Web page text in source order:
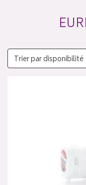
Trier par disponibilité